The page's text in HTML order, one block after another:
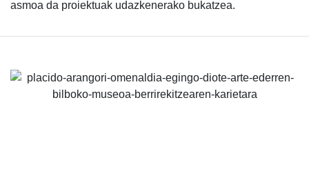
asmoa da proiektuak udazkenerako bukatzea.